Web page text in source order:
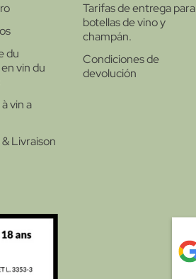
du
vin du
vin a
Livraison
Tarifas de entrega para
botellas de vino y
champán.
Condiciones de
devolución